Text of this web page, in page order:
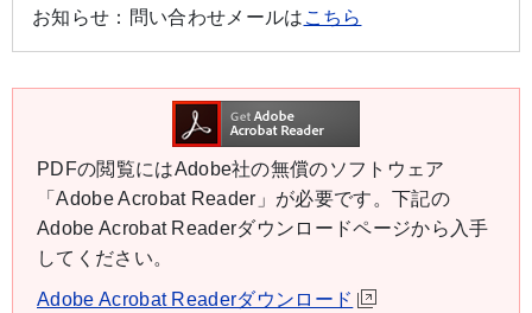
お知らせ： 問い合わせメールは こちら
PDFの閲覧にはAdobe社の無償のソフトウェア
「Adobe Acrobat Reader」が必要です。下記の
Adobe Acrobat Readerダウンロードページから入手
してください。
Adobe Acrobat Readerダウンロード